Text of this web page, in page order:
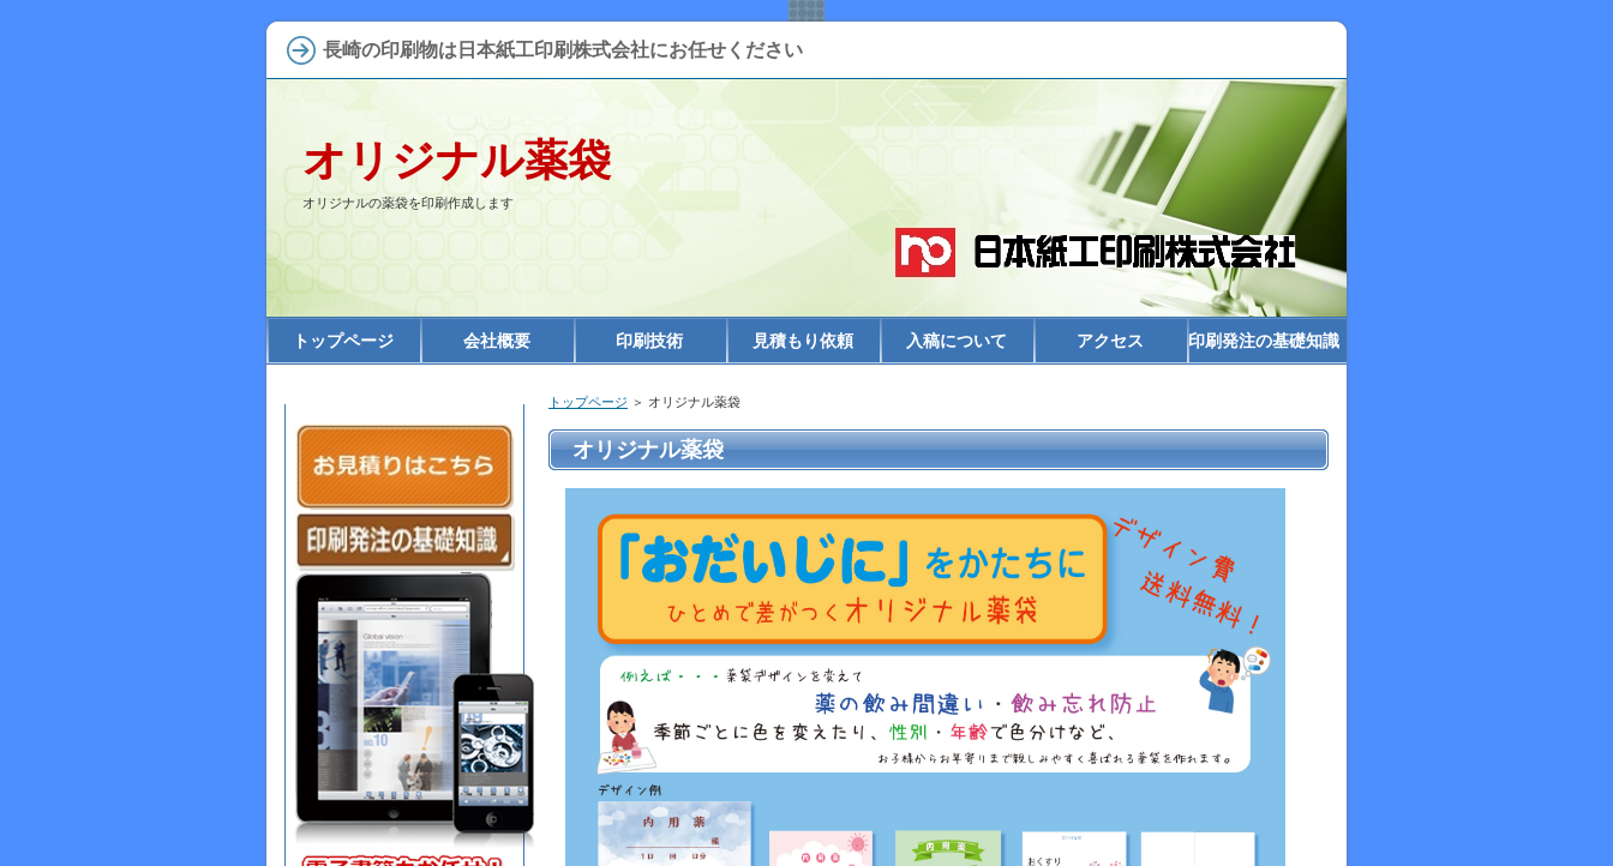
長崎の印刷物は日本紙工印刷株式会社にお任せください
オリジナル薬袋
オリジナルの薬袋を印刷作成します
トップページ ＞ オリジナル薬袋
オリジナル薬袋
トップページ 会社概要 印刷技術 見積もり依頼 入稿について アクセス 印刷発注の基礎知識